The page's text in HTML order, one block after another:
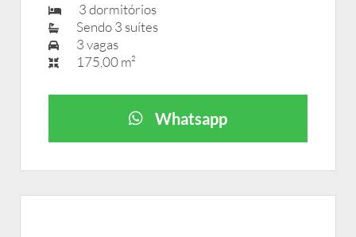
3 dormitórios
Sendo 3 suítes
3 vagas
175,00 m²
Whatsapp